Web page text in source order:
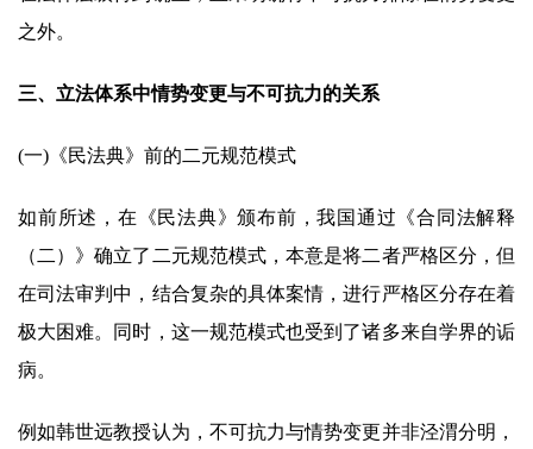
之外。
三、立法体系中情势变更与不可抗力的关系
(一)《民法典》前的二元规范模式
如前所述，在《民法典》颁布前，我国通过《合同法解释
（二）》确立了二元规范模式，本意是将二者严格区分，但
在司法审判中，结合复杂的具体案情，进行严格区分存在着
极大困难。同时，这一规范模式也受到了诸多来自学界的诟
病。
例如韩世远教授认为，不可抗力与情势变更并非泾渭分明，